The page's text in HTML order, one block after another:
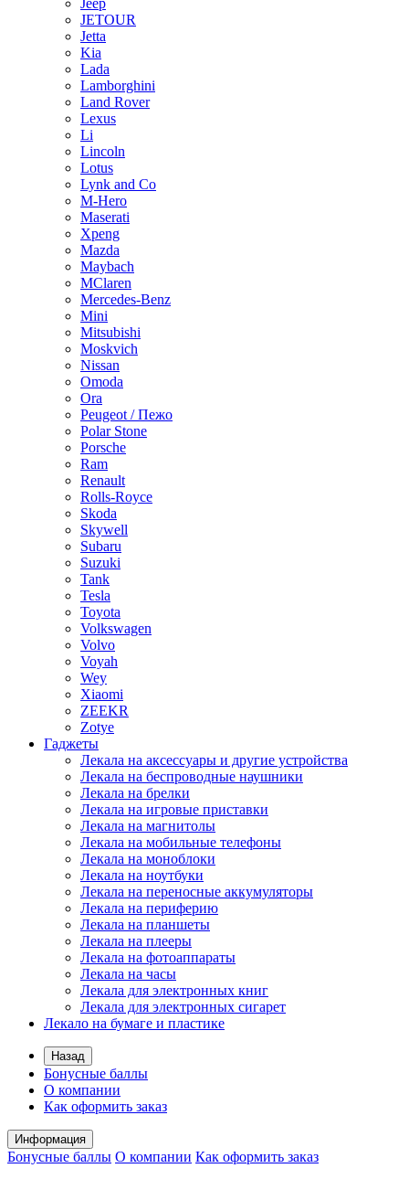
Jeep
JETOUR
Jetta
Kia
Lada
Lamborghini
Land Rover
Lexus
Li
Lincoln
Lotus
Lynk and Co
M-Hero
Maserati
Xpeng
Mazda
Maybach
MClaren
Mercedes-Benz
Mini
Mitsubishi
Moskvich
Nissan
Omoda
Ora
Peugeot / Пежо
Polar Stone
Porsche
Ram
Renault
Rolls-Royce
Skoda
Skywell
Subaru
Suzuki
Tank
Tesla
Toyota
Volkswagen
Volvo
Voyah
Wey
Xiaomi
ZEEKR
Zotye
Гаджеты
Лекала на аксессуары и другие устройства
Лекала на беспроводные наушники
Лекала на брелки
Лекала на игровые приставки
Лекала на магнитолы
Лекала на мобильные телефоны
Лекала на моноблоки
Лекала на ноутбуки
Лекала на переносные аккумуляторы
Лекала на периферию
Лекала на планшеты
Лекала на плееры
Лекала на фотоаппараты
Лекала на часы
Лекала для электронных книг
Лекала для электронных сигарет
Лекало на бумаге и пластике
Назад
Бонусные баллы
О компании
Как оформить заказ
Информация
Бонусные баллы О компании Как оформить заказ